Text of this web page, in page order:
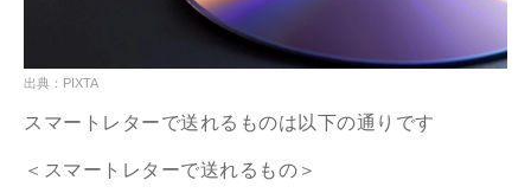
出典：PIXTA
スマートレターで送れるものは以下の通りです
＜スマートレターで送れるもの＞